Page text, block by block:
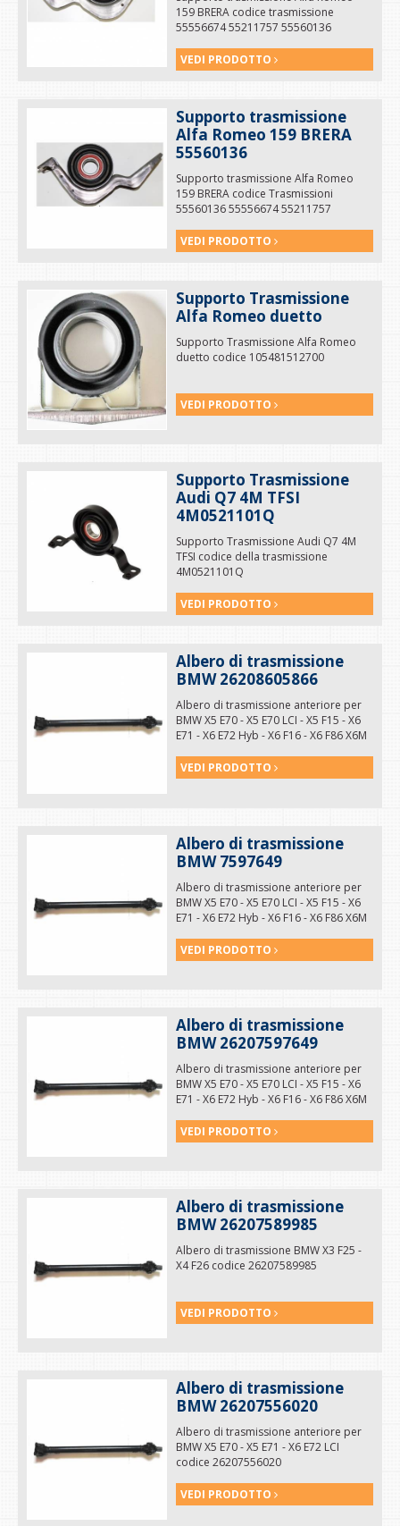
159 BRERA codice trasmissione
55556674 55211757 55560136
VEDI PRODOTTO
Supporto trasmissione
Alfa Romeo 159 BRERA
55560136
Supporto trasmissione Alfa Romeo
159 BRERA codice Trasmissioni
55560136 55556674 55211757
VEDI PRODOTTO
Supporto Trasmissione
Alfa Romeo duetto
Supporto Trasmissione Alfa Romeo
duetto codice 105481512700
VEDI PRODOTTO
Supporto Trasmissione
Audi Q7 4M TFSI
4M0521101Q
Supporto Trasmissione Audi Q7 4M
TFSI codice della trasmissione
4M0521101Q
VEDI PRODOTTO
Albero di trasmissione
BMW 26208605866
Albero di trasmissione anteriore per
BMW X5 E70 - X5 E70 LCI - X5 F15 - X6
E71 - X6 E72 Hyb - X6 F16 - X6 F86 X6M
VEDI PRODOTTO
Albero di trasmissione
BMW 7597649
Albero di trasmissione anteriore per
BMW X5 E70 - X5 E70 LCI - X5 F15 - X6
E71 - X6 E72 Hyb - X6 F16 - X6 F86 X6M
VEDI PRODOTTO
Albero di trasmissione
BMW 26207597649
Albero di trasmissione anteriore per
BMW X5 E70 - X5 E70 LCI - X5 F15 - X6
E71 - X6 E72 Hyb - X6 F16 - X6 F86 X6M
VEDI PRODOTTO
Albero di trasmissione
BMW 26207589985
Albero di trasmissione BMW X3 F25 -
X4 F26 codice 26207589985
VEDI PRODOTTO
Albero di trasmissione
BMW 26207556020
Albero di trasmissione anteriore per
BMW X5 E70 - X5 E71 - X6 E72 LCI
codice 26207556020
VEDI PRODOTTO